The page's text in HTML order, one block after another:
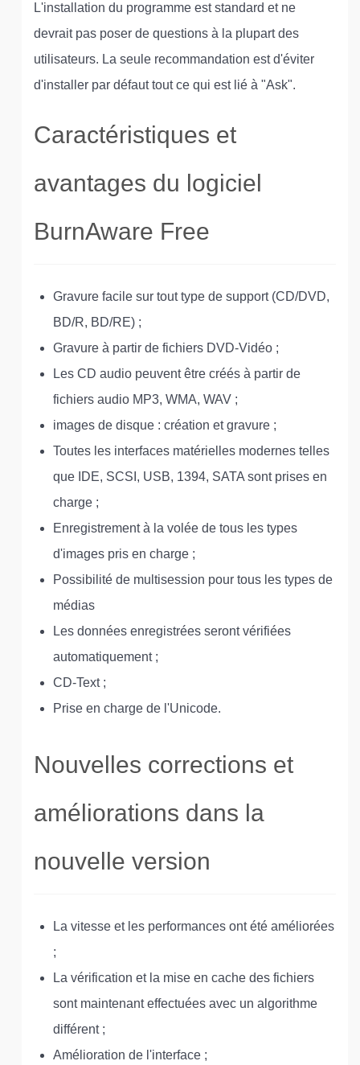
L'installation du programme est standard et ne
devrait pas poser de questions à la plupart des
utilisateurs. La seule recommandation est d'éviter
d'installer par défaut tout ce qui est lié à "Ask".
Caractéristiques et
avantages du logiciel
BurnAware Free
Gravure facile sur tout type de support (CD/DVD,
BD/R, BD/RE) ;
Gravure à partir de fichiers DVD-Vidéo ;
Les CD audio peuvent être créés à partir de
fichiers audio MP3, WMA, WAV ;
images de disque : création et gravure ;
Toutes les interfaces matérielles modernes telles
que IDE, SCSI, USB, 1394, SATA sont prises en
charge ;
Enregistrement à la volée de tous les types
d'images pris en charge ;
Possibilité de multisession pour tous les types de
médias
Les données enregistrées seront vérifiées
automatiquement ;
CD-Text ;
Prise en charge de l'Unicode.
Nouvelles corrections et
améliorations dans la
nouvelle version
La vitesse et les performances ont été améliorées
;
La vérification et la mise en cache des fichiers
sont maintenant effectuées avec un algorithme
différent ;
Amélioration de l'interface ;